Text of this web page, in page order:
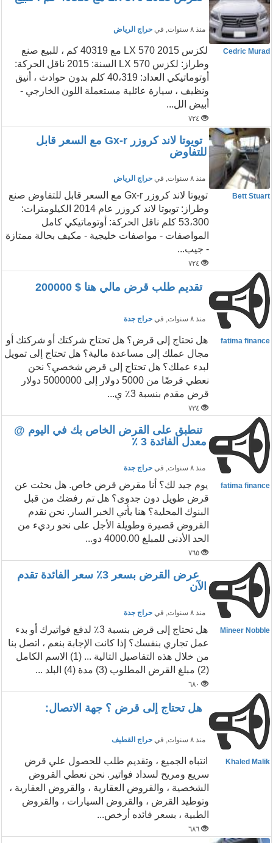
منذ ٨ سنوات , في حراج الرياض
Cedric Murad
لكزس LX 570 2015 مع 40319 كم ، للبيع صنع
وطراز: لكزس LX 570 السنة: 2015 ناقل الحركة:
أوتوماتيكي العداد: 40،319 كلم بدون حوادث ، أنيق
ونظيف ، سيارة عائلية مستعملة اللون الخارجي -
أبيض الل...
٧٢٤
تويوتا لاند كروزر Gx-r مع السعر قابل
للتفاوض
منذ ٨ سنوات , في حراج الرياض
Bett Stuart
تويوتا لاند كروزر Gx-r مع السعر قابل للتفاوض صنع
وطراز: تويوتا لاند كروزر عام 2014 الكيلومترات:
53،300 كلم ناقل الحركة: أوتوماتيكي كامل
المواصفات - مواصفات خليجية - مكيف بحالة ممتازة
- جيب...
٧٢٤
تقديم طلب قرض مالي هنا $ 200000
منذ ٨ سنوات , في حراج جدة
fatima finance
هل تحتاج إلى قرض؟ هل تحتاج شركتك أو شركتك أو
مجال عملك إلى مساعدة مالية؟ هل تحتاج إلى تمويل
لبدء عملك؟ هل تحتاج إلى قرض شخصي؟ نحن
نعطي قرضًا من 5000 دولار إلى 5000000 دولار
قرض مقدم بنسبة 3٪ ي...
٧٣٤
تنطبق على القرض الخاص بك في اليوم @
معدل الفائدة 3 ٪
منذ ٨ سنوات , في حراج جدة
fatima finance
يوم جيد لك؟ أنا مقرض قرض خاص. هل بحثت عن
قرض طويل دون جدوى؟ هل تم رفضك من قبل
البنوك المحلية؟ هنا يأتي الخبر السار. نحن نقدم
القروض قصيرة وطويلة الأجل على نحو رديء من
الحد الأدنى للمبلغ 4000.00 دو...
٧٦٥
عرض القرض بسعر 3٪ سعر الفائدة تقدم
الآن
منذ ٨ سنوات , في حراج جدة
Mineer Nobble
هل تحتاج إلى قرض بنسبة 3٪ لدفع فواتيرك أو بدء
عمل تجاري بنفسك؟ إذا كانت الإجابة بنعم ، اتصل بنا
من خلال هذه التفاصيل التالية ... (1) الاسم الكامل
(2) مبلغ القرض المطلوب (3) مدة (4) البلد ...
٦٨٠
هل تحتاج إلى قرض ؟ جهة الاتصال:
منذ ٨ سنوات , في حراج القطيف
Khaled Malik
انتباه الجميع ، وتقديم طلب للحصول علي قرض
سريع ومريح لسداد فواتير. نحن نعطي القروض
الشخصية ، والقروض العقارية ، والقروض العقارية ،
وتوطيد القرض ، والقروض السيارات ، والقروض
الطبية ، بسعر فائده أرخص...
٦٨٦